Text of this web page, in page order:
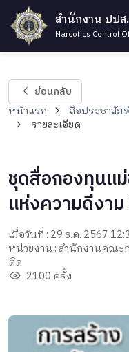
สำนักงาน ปปส
Narcotics Control
ย้อนกลับ
หน้าแรก สื่อประชาสั
รายละเอียด
ชุดสื่อกองทุนแ
แห่งความดีงาม
เมื่อวันที่ : 29 ธ.ค. 2567
หน่วยงาน : สำนักงานคณะ
ติด
2100 ครั้ง